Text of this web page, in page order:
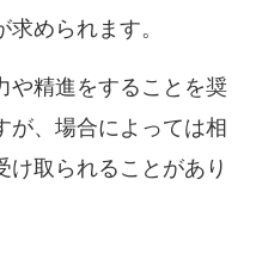
められます。
や精進をすることを奨
が、場合によっては相
け取られることがあり